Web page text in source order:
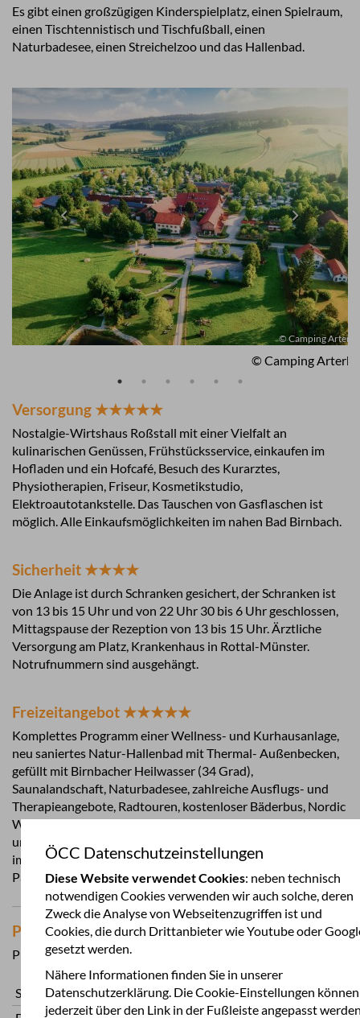
Es gibt einen großzügigen Kinderspielplatz, einen Spielraum,
einen Tischtennistisch und Tischfußball, einen
Naturbadesee, einen Streichelzoo und das Hallenbad.
© Camping
© Camping
Versorgung ★★★★★
Nostalgie-Wirtshaus Roßstall mit einer Vielfalt an
kulinarischen Genüssen, Frühstücksservice, einkaufen im
Hofladen und ein Hofcafé, Besuch des Kurarztes,
Physiotherapien, Friseur, Kosmetikstudio,
Elektroautotankstelle. Das Tauschen von Gasflaschen ist
möglich. Alle Einkaufsmöglichkeiten im nahen Bad Birnbach.
Sicherheit ★★★★
Die Anlage ist durch Schranken gesichert, der Schranken ist
von 13 bis 15 Uhr und von 22 Uhr 30 bis 6 Uhr geschlossen,
Mittagspause der Rezeption von 13 bis 15 Uhr. Ärztliche
Versorgung am Platz, Krankenhaus in Rottal-Münster.
Notrufnummern sind ausgehängt.
Freizeitangebot ★★★★★
Komplettes Programm einer Wellness- und Kurhausanlage,
neu saniertes Natur-Hallenbad mit Thermal- Außenbecken,
gefüllt mit Birnbacher Heilwasser (34 Grad),
Saunalandschaft, Naturbadesee, zahlreiche Ausflugs- und
Therapieangebote, Radtouren, kostenloser Bäderbus, Nordic
Walking, Besuch der naheliegenden Städte Passau, Schärding
und Burghausen. Genießen von kulinarischen Köstlichkeiten
im Roßstall aus der eigenen Rinderzucht. Zahlreiche
Pauschalangebote stehen je nach Jahreszeit zur Auswahl.
Preise 2024
Pro Nacht in Euro je nach Saison
Stellplatz inklusive 2 Erwachsene
21,50-
ÖCC Datenschutzeinstellungen
Diese Website verwendet Cookies: neben technisch
notwendigen Cookies verwenden wir auch solche, deren
Zweck die Analyse von Webseitenzugriffen ist und
Cookies, die durch Drittanbieter wie Youtube oder
gesetzt werden.
Nähere Informationen finden Sie in unserer
Datenschutzerklärung. Die Cookie-Einstellungen können
jederzeit über den Link in der Fußleiste angepasst